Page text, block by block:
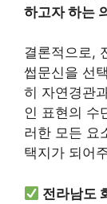
하고자 하는
결론적으로,
썹문신을 선
히 자연경관
인 표현의 수
러한 모든 요
택지가 되어
전라남도